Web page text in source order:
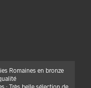
Romaines en bronze
: Très belle sélection de